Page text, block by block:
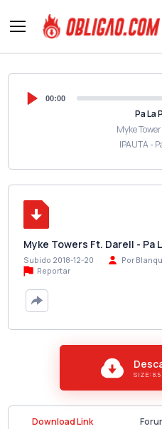
00:00
Pa La
Myke
IPAUTA -
Myke Towers Ft. Darell - Pa
Subido 2018-12-20 Por
Reportar
SIZE:
Download Link